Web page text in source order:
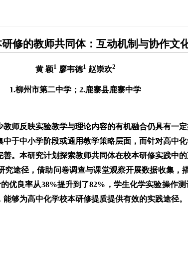
修的教师共同体：互动机制与协作文
黄 颖1 廖韦德1 赵崇欢2
1.柳州市第二中学；2.鹿寨县鹿寨中学
师反映实验教学与理论内容的有机融合仍具有一
于中小学阶段或通用教学策略层面，而针对高中
。本研究计划探索教师共同体在校本研修实践中
究途径，借助问卷调查与课堂观察开展数据收集
优良率从38%提升到了82%，学生化学实验操作
够为高中化学校本研修提质提供有效的实践途径。